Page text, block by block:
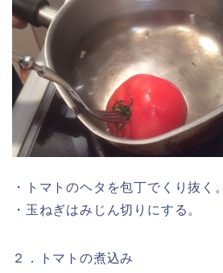
・トマトのヘタを包丁でくり抜く。
・玉ねぎはみじん切りにする。
２．トマトの煮込み